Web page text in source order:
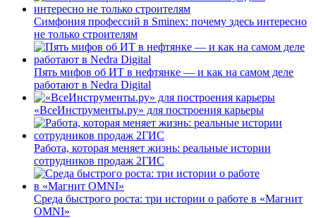
Симфония профессий в Sminex: почему здесь интересно
не только строителям
Пять мифов об ИТ в нефтянке — и как на самом деле
работают в Nedra Digital
«ВсеИнструменты.ру» для построения карьеры
Работа, которая меняет жизнь: реальные истории
сотрудников продаж 2ГИС
Среда быстрого роста: три истории о работе в «Магнит
OMNI»